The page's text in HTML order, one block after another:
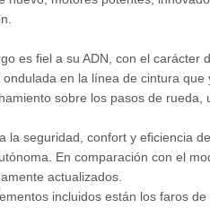
es fiel a su ADN, con el carácter
en la línea de cintura que
sobre los pasos de rueda,
seguridad, confort y eficiencia
En comparación con el
actualizados.
incluidos están los faros